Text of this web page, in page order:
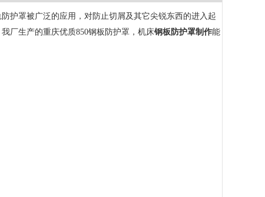
护罩被广泛的应用，对防止切屑及其它尖锐东西的进入起
厂生产的重庆优质850钢板防护罩，机床钢板 防护罩制作能